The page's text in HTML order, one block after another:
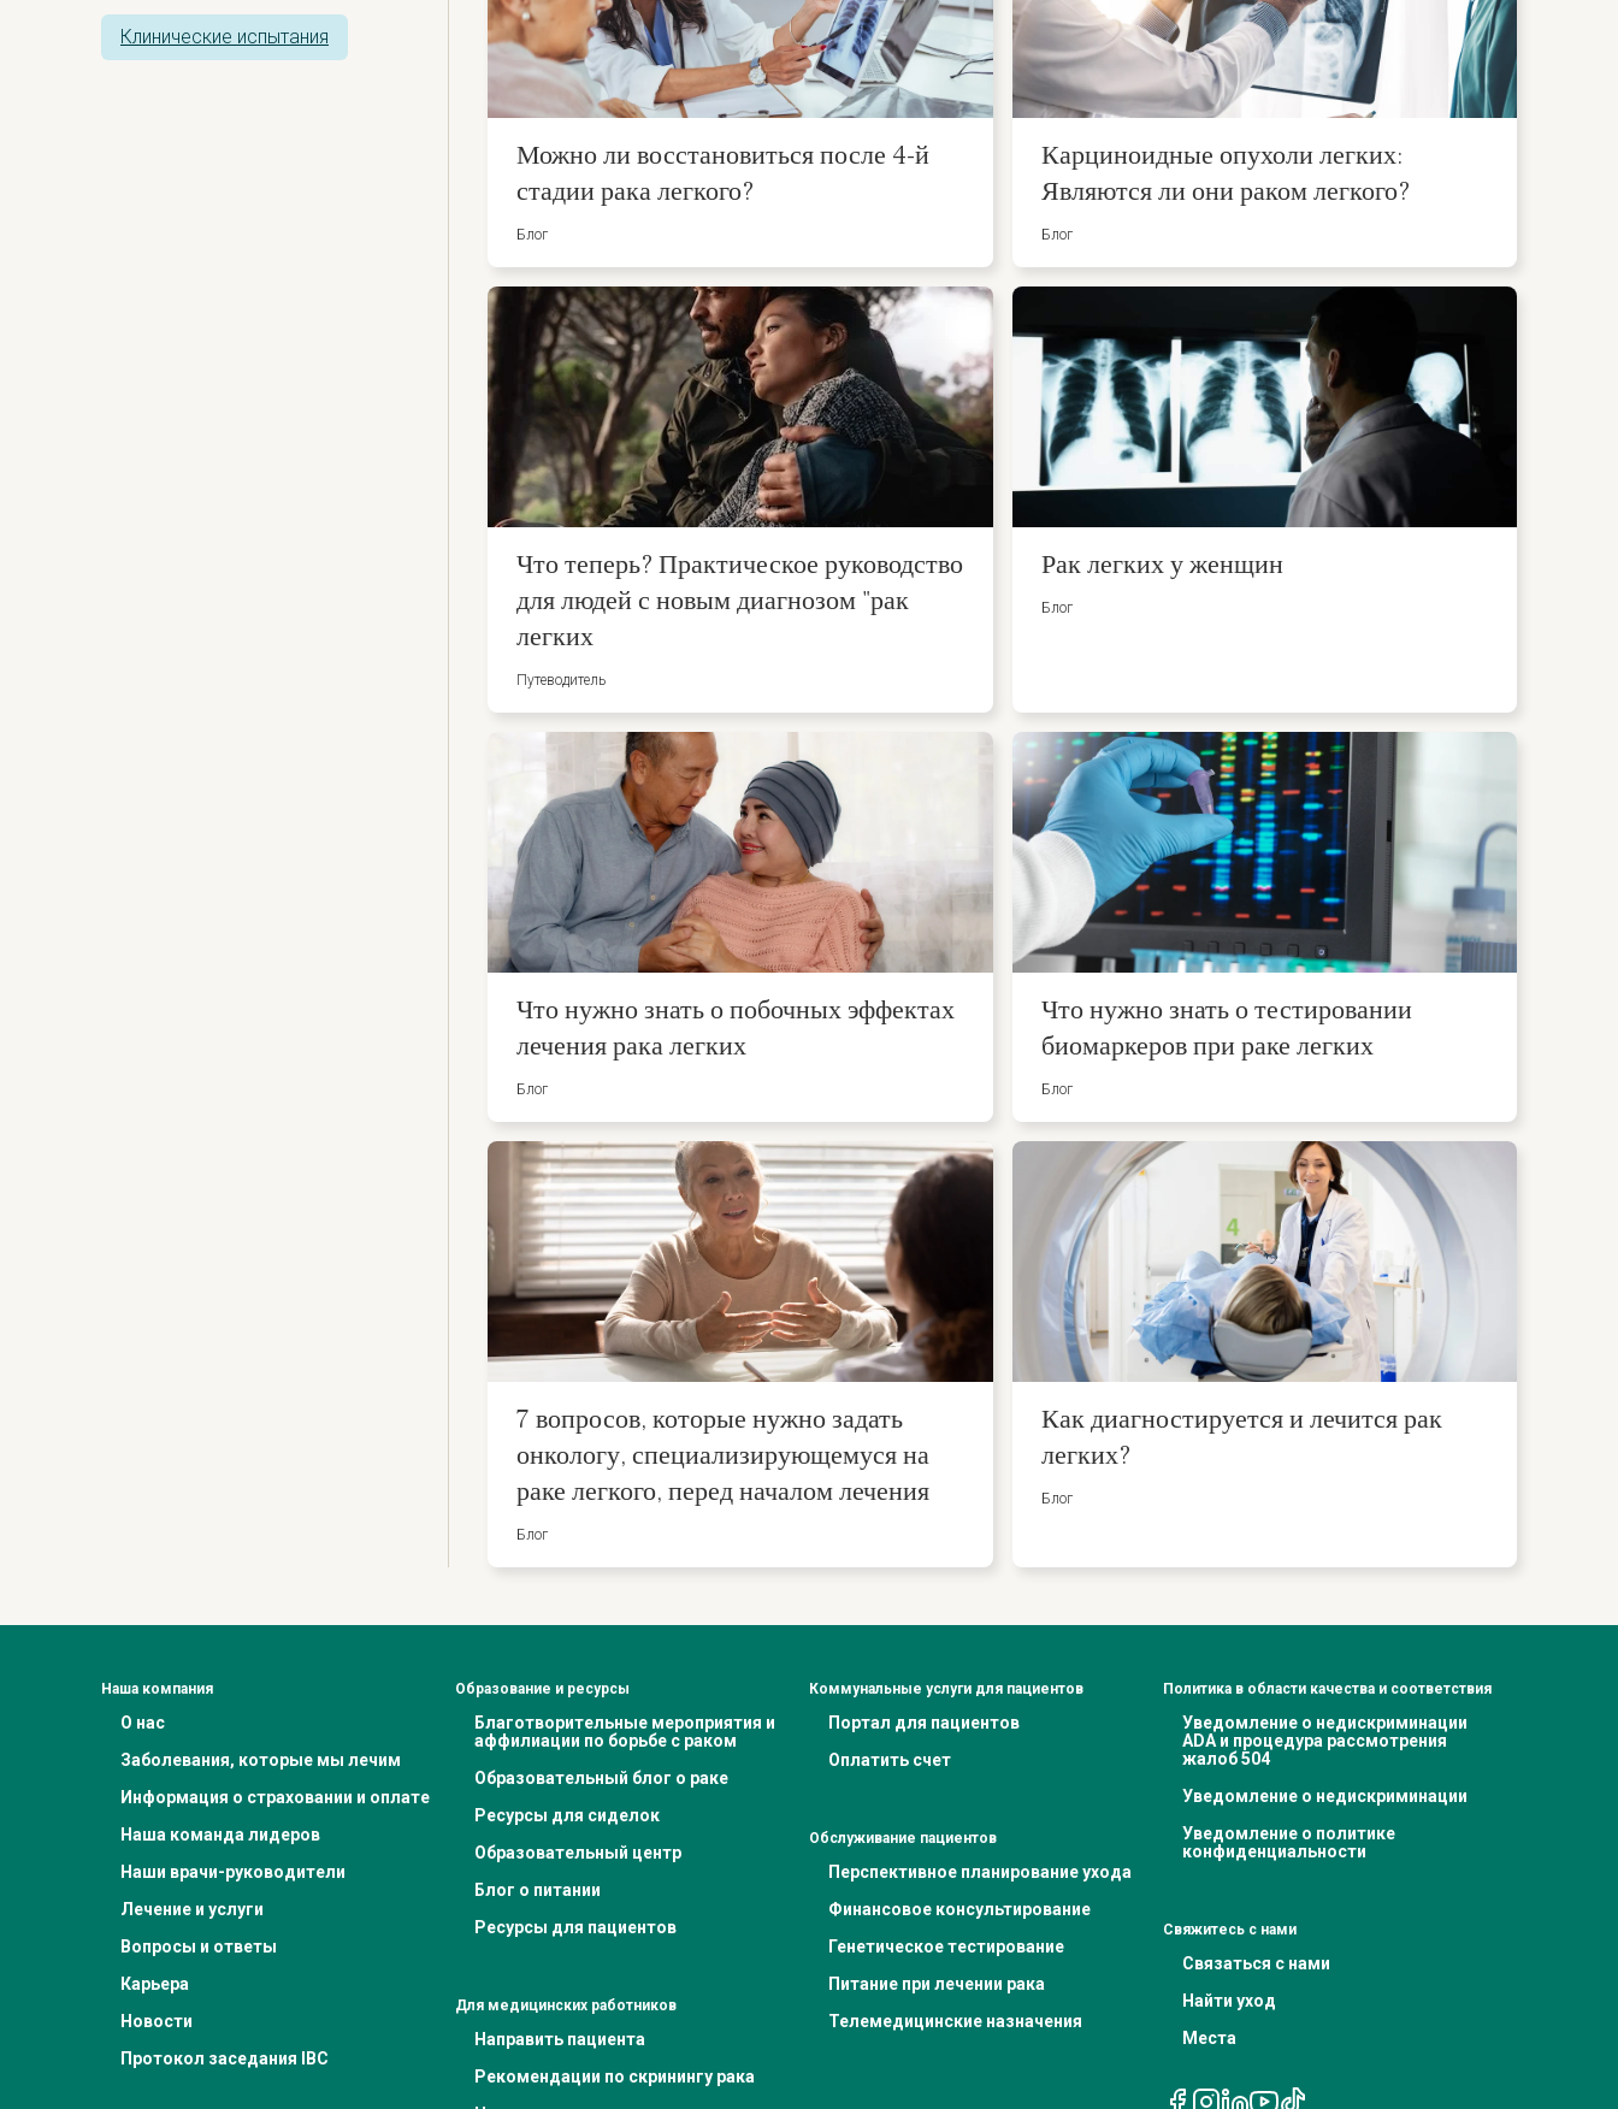
Клинические испытания
Можно ли восстановиться после 4-й
стадии рака легкого?
Блог
Карциноидные опухоли легких:
Являются ли они раком легкого?
Блог
Что теперь? Практическое руководство
для людей с новым диагнозом "рак
легких
Путеводитель
Рак легких у женщин
Блог
Что нужно знать о побочных эффектах
лечения рака легких
Блог
Что нужно знать о тестировании
биомаркеров при раке легких
Блог
7 вопросов, которые нужно задать
онкологу, специализирующемуся на
раке легкого, перед началом лечения
Блог
Как диагностируется и лечится рак
легких?
Блог
Наша компания
О нас
Заболевания, которые мы лечим
Информация о страховании и оплате
Наша команда лидеров
Наши врачи-руководители
Лечение и услуги
Вопросы и ответы
Карьера
Новости
Протокол заседания IBC
Образование и ресурсы
Благотворительные мероприятия и
аффилиации по борьбе с раком
Образовательный блог о раке
Ресурсы для сиделок
Образовательный центр
Блог о питании
Ресурсы для пациентов
Для медицинских работников
Направить пациента
Рекомендации по скринингу рака
Коммунальные услуги для пациентов
Портал для пациентов
Оплатить счет
Обслуживание пациентов
Перспективное планирование ухода
Финансовое консультирование
Генетическое тестирование
Питание при лечении рака
Телемедицинские назначения
Политика в области качества и соответствия
Уведомление о недискриминации
ADA и процедура рассмотрения
жалоб 504
Уведомление о недискриминации
Уведомление о политике
конфиденциальности
Свяжитесь с нами
Связаться с нами
Найти уход
Места